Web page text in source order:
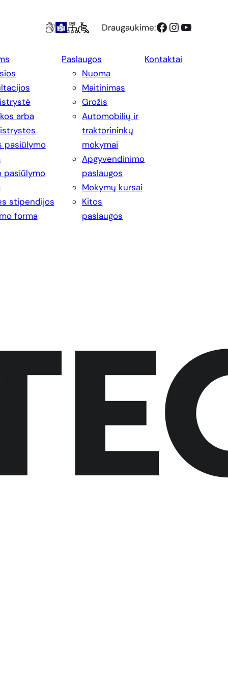
Draugaukime:Facebook
Instagram
YouTube
arba
pasiūlymo
pasiūlymo
stipendijos
forma
Paslaugos
Nuoma
Maitinimas
Grožis
Automobilių ir
traktorininkų
mokymai
Apgyvendinimo
paslaugos
Mokymų kursai
Kitos
paslaugos
Kontaktai
button